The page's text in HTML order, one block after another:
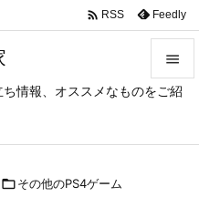
情報、オススメなものをご紹



 RSS Feedly
その他のPS4ゲーム